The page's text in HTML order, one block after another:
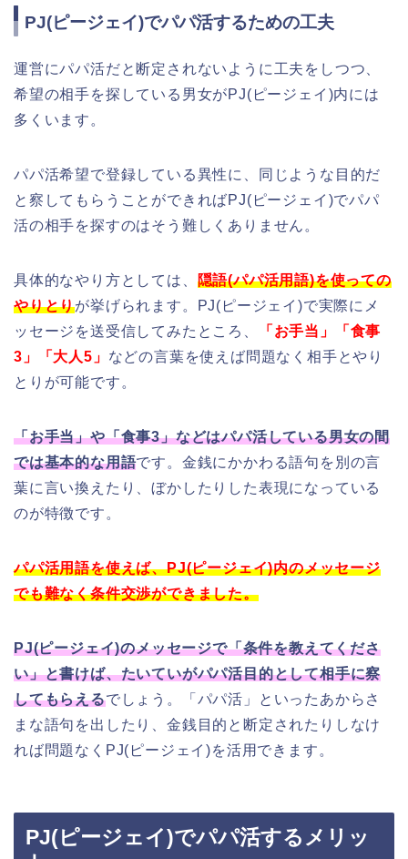
PJ(ピージェイ)でパパ活するための工夫
運営にパパ活だと断定されないように工夫をしつつ、
希望の相手を探している男女がPJ(ピージェイ)内には
多くいます。
パパ活希望で登録している異性に、同じような目的だ
と察してもらうことができればPJ(ピージェイ)でパパ
活の相手を探すのはそう難しくありません。
具体的なやり方としては、 隠語(パパ活用語)を使っての
やりとりが挙げられます。PJ(ピージェイ)で実際にメ
ッセージを送受信してみたところ、
「お手当」「食事
3」「大人5」 などの言葉を使えば問題なく相手とやり
とりが可能です。
「お手当」や「食事3」などはパパ活している男女の間
では基本的な用語です。金銭にかかわる語句を別の言
葉に言い換えたり、ぼかしたりした表現になっている
のが特徴です。
パパ活用語を使えば、PJ(ピージェイ)内のメッセージ
でも難なく条件交渉ができました。
PJ(ピージェイ)のメッセージで「条件を教えてくださ
い」と書けば、たいていがパパ活目的として相手に察
してもらえるでしょう。「パパ活」といったあからさ
まな語句を出したり、金銭目的と断定されたりしなけ
れば問題なくPJ(ピージェイ)を活用できます。
PJ(ピージェイ)でパパ活するメリッ